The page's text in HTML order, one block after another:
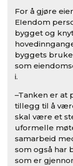
For å gjøre
EIendom
bygget og
byggets
som
i.
–Tanken er at
tillegg til å
skal være et
uformelle
samarbeid
som også har
som er